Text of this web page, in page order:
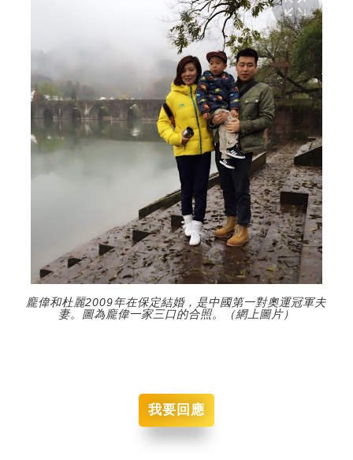
龐偉和杜麗2009年在保定結婚，是中國第一對奧運冠軍夫
妻。圖為龐偉一家三口的合照。（網上圖片）
我要回應